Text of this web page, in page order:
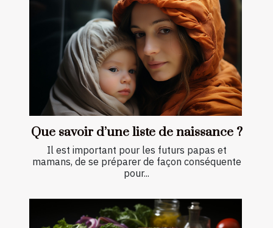
Que savoir d’une liste de naissance ?
Il est important pour les futurs papas et
mamans, de se préparer de façon conséquente
pour...